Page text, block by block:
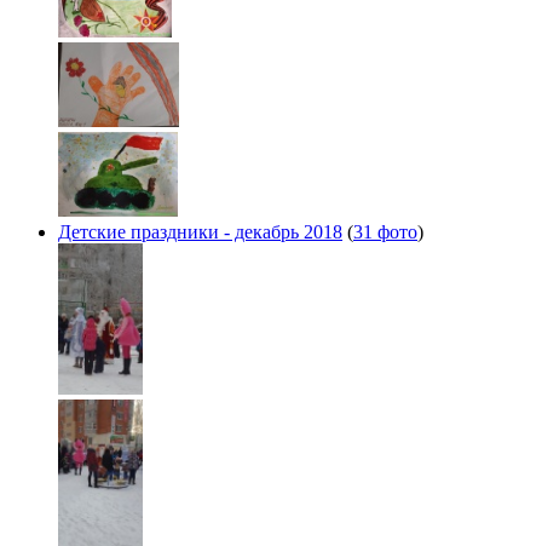
Детские праздники - декабрь 2018 (31 фото)